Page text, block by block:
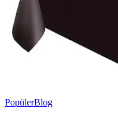
PopülerBlog